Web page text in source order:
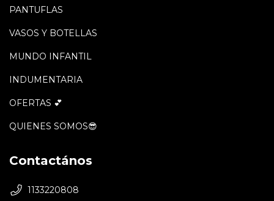
PANTUFLAS
VASOS Y BOTELLAS
MUNDO INFANTIL
INDUMENTARIA
OFERTAS 💕
QUIENES SOMOS😎
Contactános
1133220808